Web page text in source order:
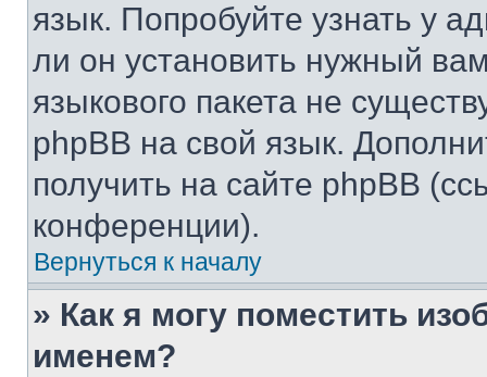
язык. Попробуйте узнать у
ли он установить нужный
языкового пакета не
phpBB на свой язык.
получить на сайте phpBB
конференции).
Вернуться к началу
» Как я могу поместить
именем?